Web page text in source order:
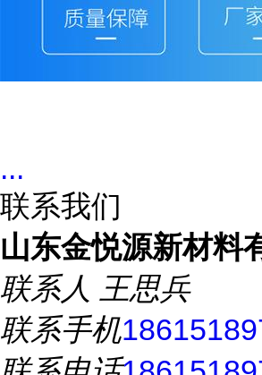
...
联系我们
山东金悦源新材料
联系人 王思兵
联系手机